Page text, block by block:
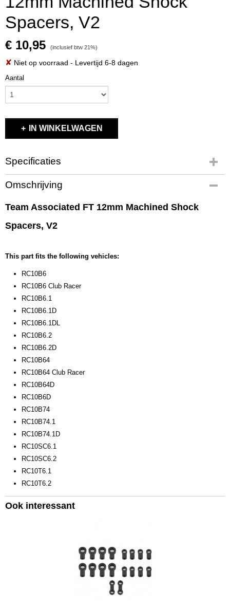
Spacers, V2
€ 10,95 (inclusief btw 21%)
✘ Niet op voorraad - Levertijd 6-8 dagen
Aantal
IN WINKELWAGEN
Specificaties
Productcode
91494
EAN code
Productcode leverancier
0,50 Kg
Omschrijving
Team Associated FT 12mm Machined Shock
Spacers, V2
This part fits the following vehicles:
RC10B6
RC10B6 Club Racer
RC10B6.1
RC10B6.1D
RC10B6.1DL
RC10B6.2
RC10B6.2D
RC10B64
RC10B64 Club Racer
RC10B64D
RC10B6D
RC10B74
RC10B74.1
RC10B74.1D
RC10SC6.1
RC10SC6.2
RC10T6.1
RC10T6.2
Ook interessant